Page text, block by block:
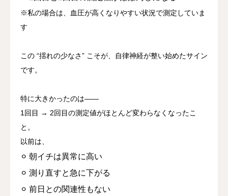
※私の場合は、血圧が高くなりやすい状況で測定していま
す
この “揺れの少なさ” こそが、自律神経が整い始めたサイン
です。
特に大きかったのは——
1回目 → 2回目の測定値がほとんど変わらなくなったこ
と。
以前は、
⚪︎ 朝イチは異常に高い
⚪︎ 測り直すと急に下がる
⚪︎ 前日との関連性もない